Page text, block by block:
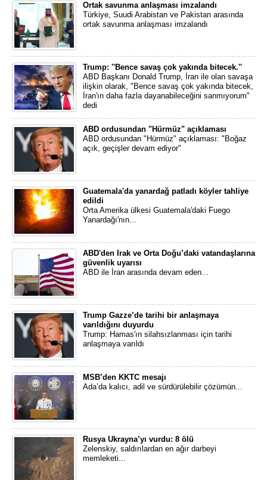
Ortak savunma anlaşması imzalandı
Türkiye, Suudi Arabistan ve Pakistan arasında
ortak savunma anlaşması imzalandı
Trump: ''Bence savaş çok yakında bitecek.''
ABD Başkanı Donald Trump, İran ile olan savaşa
ilişkin olarak, "Bence savaş çok yakında bitecek,
İran'ın daha fazla dayanabileceğini sanmıyorum"
dedi
ABD ordusundan "Hürmüz" açıklaması
ABD ordusundan "Hürmüz" açıklaması: "Boğaz
açık, geçişler devam ediyor"
Guatemala'da yanardağ patladı köyler tahliye
edildi
Orta Amerika ülkesi Guatemala'daki Fuego
Yanardağı'nın...
ABD'den Irak ve Orta Doğu’daki vatandaşlarına
güvenlik uyarısı
ABD ile İran arasında devam eden...
Trump Gazze’de tarihi bir anlaşmaya
varıldığını duyurdu
Trump: Hamas'ın silahsızlanması için tarihi
anlaşmaya varıldı
MSB’den KKTC mesajı
Ada’da kalıcı, adil ve sürdürülebilir çözümün...
Rusya Ukrayna’yı vurdu: 8 ölü
Zelenskiy, saldırılardan en ağır darbeyi
memleketi...